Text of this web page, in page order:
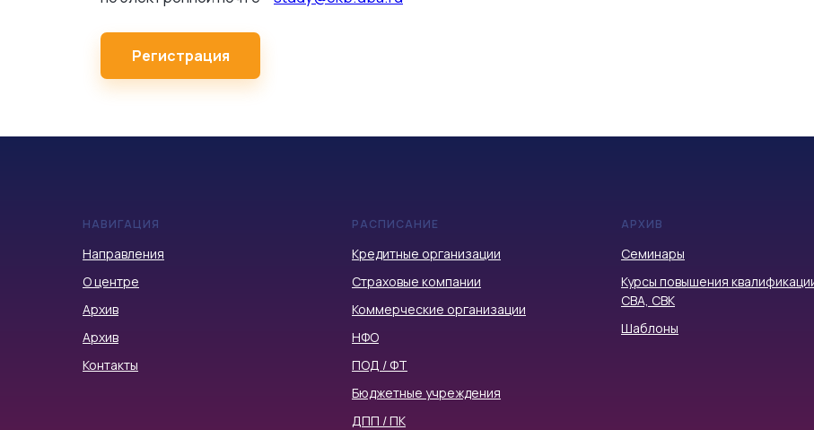
Регистрация
НАВИГАЦИЯ
Направления
О центре
Архив
Архив
Контакты
РАСПИСАНИЕ
Кредитные организации
Страховые компании
Коммерческие организации
НФО
ПОД / ФТ
Бюджетные учреждения
ДПП / ПК
АРХИВ
Семинары
Курсы повышения
СВА, СВК
Шаблоны